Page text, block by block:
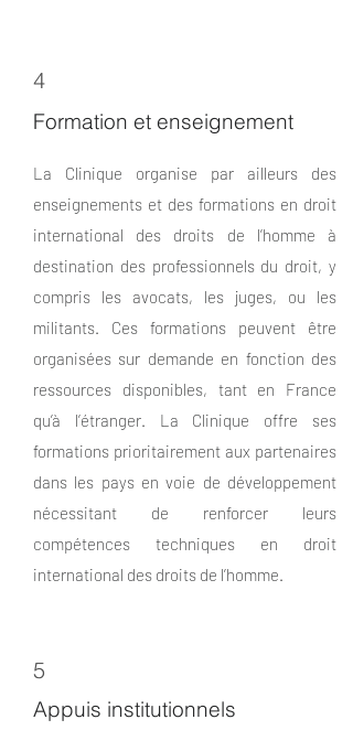
4
Formation et enseignement
La Clinique organise par ailleurs des
enseignements et des formations en droit
international des droits de l’homme à
destination des professionnels du droit, y
compris les avocats, les juges, ou les
militants. Ces formations peuvent être
organisées sur demande en fonction des
ressources disponibles, tant en France
qu’à l’étranger. La Clinique offre ses
formations prioritairement aux partenaires
dans les pays en voie de développement
nécessitant de renforcer leurs
compétences techniques en droit
international des droits de l’homme.
5
Appuis institutionnels